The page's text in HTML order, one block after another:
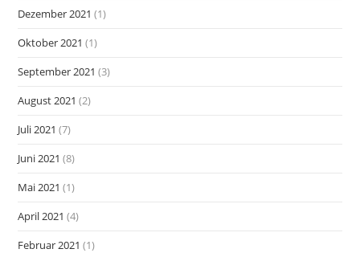
Dezember 2021 (1)
Oktober 2021 (1)
September 2021 (3)
August 2021 (2)
Juli 2021 (7)
Juni 2021 (8)
Mai 2021 (1)
April 2021 (4)
Februar 2021 (1)